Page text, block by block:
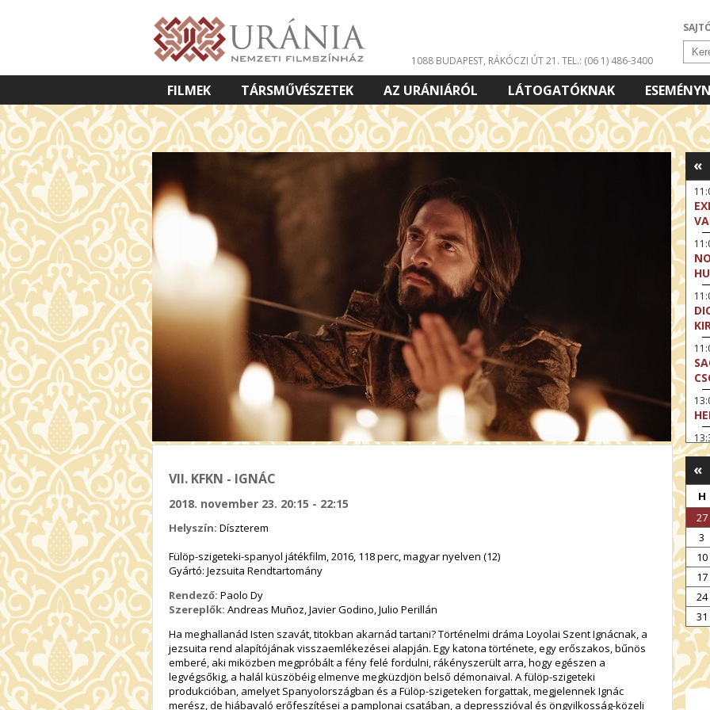
1088 BUDAPEST, RÁKÓCZI ÚT 21. TEL.: (06 1) 486-3400
FILMEK TÁRSMŰVÉSZETEK AZ URÁNIÁRÓL LÁTOGATÓKNAK
VETÍTETT KÉPES ELŐADÁSOK
VII. KFKN - IGNÁC
2018. november 23. 20:15 - 22:15
Helyszín: Díszterem
Fülöp-szigeteki-spanyol játékfilm, 2016, 118 perc, magyar nyelven (12)
Gyártó: Jezsuita Rendtartomány
Rendező: Paolo Dy
Szereplők: Andreas Muñoz, Javier Godino, Julio Perillán
Ha meghallanád Isten szavát, titokban akarnád tartani? Történelmi dráma Loyolai Szent Ignácnak, a
jezsuita rend alapítójának visszaemlékezései alapján. Egy katona története, egy erőszakos, bűnös
emberé, aki miközben megpróbált a fény felé fordulni, rákényszerült arra, hogy egészen a
legvégsőkig, a halál küszöbéig elmenve megküzdjön belső démonaival. A fülöp-szigeteki
produkcióban, amelyet Spanyolországban és a Fülöp-szigeteken forgattak, megjelennek Ignác
merész, de hiábavaló erőfeszítései a pamplonai csatában, a depresszióval és öngyilkosság-közeli
«
A
«
H
27
3
10
17
24
31